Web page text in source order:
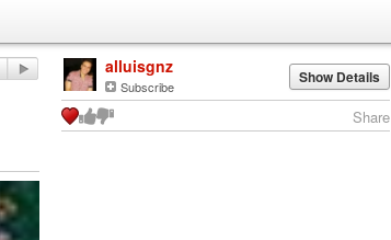
alluisgnz
Subscribe Show Details
Share